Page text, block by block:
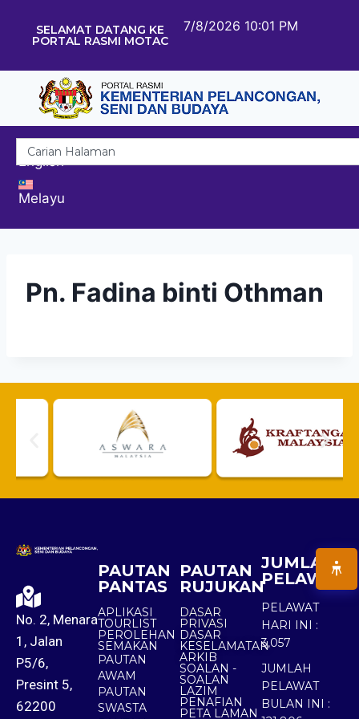
SELAMAT DATANG KE
PORTAL RASMI MOTAC
7/8/2026 10:01 PM
English
Melayu
Pn. Fadina binti Othman
No. 2, Menara
1, Jalan
P5/6,
Presint 5,
62200
PAUTAN
PANTAS
APLIKASI
TOURLIST
PEROLEHAN
SEMAKAN
PAUTAN
AWAM
PAUTAN
SWASTA
PAUTAN
RUJUKAN
DASAR
PRIVASI
DASAR
KESELAMATAN
ARKIB
SOALAN -
SOALAN
LAZIM
PENAFIAN
PETA LAMAN
JUMLAH
PELAWAT
PELAWAT
HARI INI :
3,057
JUMLAH
PELAWAT
BULAN INI :